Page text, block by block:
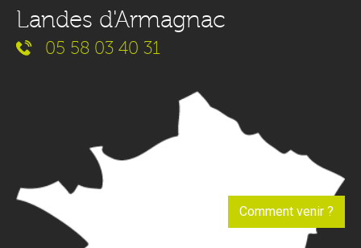
Landes d'Armagnac
05 58 03 40 31
Comment venir ?